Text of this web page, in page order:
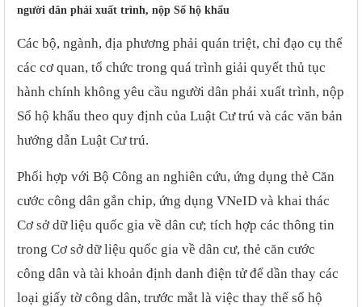
người dân phải xuất trình, nộp Sổ hộ khẩu
Các bộ, ngành, địa phương phải quán triệt, chỉ đạo cụ thể
các cơ quan, tổ chức trong quá trình giải quyết thủ tục
hành chính không yêu cầu người dân phải xuất trình, nộp
Sổ hộ khẩu theo quy định của Luật Cư trú và các văn bản
hướng dẫn Luật Cư trú.
Phối hợp với Bộ Công an nghiên cứu, ứng dụng thẻ Căn
cước công dân gắn chip, ứng dụng VNeID và khai thác
Cơ sở dữ liệu quốc gia về dân cư; tích hợp các thông tin
trong Cơ sở dữ liệu quốc gia về dân cư, thẻ căn cước
công dân và tài khoản định danh điện tử để dần thay các
loại giấy tờ công dân, trước mắt là việc thay thế sổ hộ